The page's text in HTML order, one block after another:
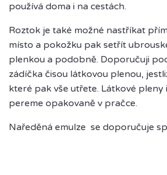
používá doma i na cestách.
Roztok je také možné nastříkat
místo a pokožku pak setřít
plenkou a podobně. Doporučuji
zádíčka čisou látkovou plenou,
které pak vše utřete. Látkové pleny
pereme opakovaně v pračce.
Naředěná emulze se doporučuje